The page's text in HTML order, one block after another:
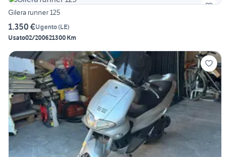
Gilera runner 125
1.350 €Ugento(LE)
Usato02/200621300 Km